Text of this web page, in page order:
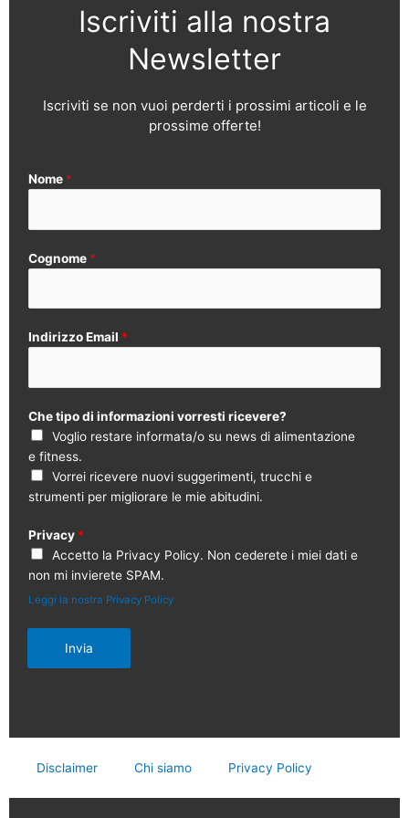
Iscriviti alla nostra
Newsletter
Iscriviti se non vuoi perderti i prossimi articoli e le
prossime offerte!
Nome *
Cognome *
Indirizzo Email *
Che tipo di informazioni vorresti ricevere?
Voglio restare informata/o su news di alimentazione
e fitness.
Vorrei ricevere nuovi suggerimenti, trucchi e
strumenti per migliorare le mie abitudini.
Privacy *
Accetto la Privacy Policy. Non cederete i miei dati e
non mi invierete SPAM.
Leggi la nostra Privacy Policy
Invia
Disclaimer Chi siamo Privacy Policy